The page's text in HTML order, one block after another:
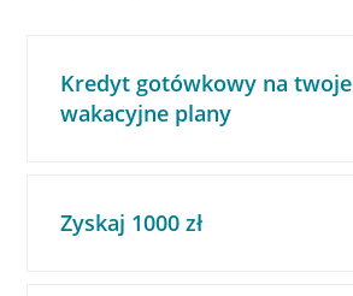
Kredyt gotówkowy na twoje
wakacyjne plany
Zyskaj 1000 zł